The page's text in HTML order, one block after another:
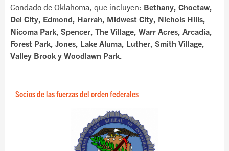
Condado de Oklahoma, que incluyen: Bethany, Choctaw,
Del City, Edmond, Harrah, Midwest City, Nichols Hills,
Nicoma Park, Spencer, The Village, Warr Acres, Arcadia,
Forest Park, Jones, Lake Aluma, Luther, Smith Village,
Valley Brook y Woodlawn Park.
Socios de las fuerzas del orden federales